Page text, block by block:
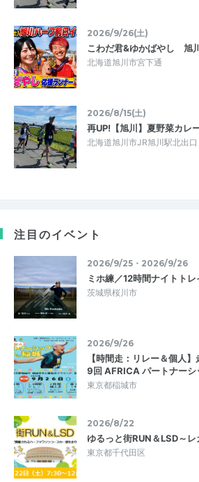
2026/9/26(土)
こわだ君&ゆかばやし 旭
北海道旭川市宮下通
2026/8/15(土)
再UP!【旭川】夏野菜カレ
北海道旭川市JR旭川駅北出
注目のイベント
2026/9/25・2026/9/26
ミホ練／12時間ナイトト
茨城県桜川市
2026/9/26
【時間走：リレー＆個人
9回 AFRICA パートナーシ
東京都稲城市
2026/8/22
ゆるっと街RUN＆LSD～レ
東京都千代田区